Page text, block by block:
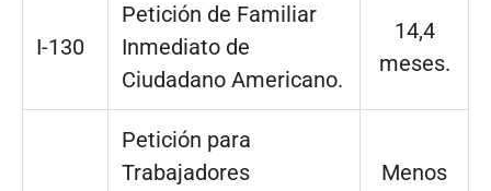
I-130
Petición de Familiar
Inmediato de
Ciudadano Americano.
14,4
meses.
Petición para
Trabajadores
Menos